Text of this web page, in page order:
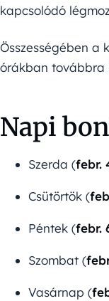
kapcsolódó
Összességében a
órákban továbbra
Napi
Szerda (febr.
Csütörtök (
Péntek (febr.
Szombat (
Vasárnap (